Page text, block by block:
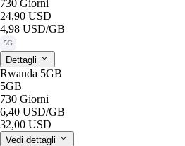
730 Giorni
24,90 USD
4,98 USD/GB
5G
Dettagli
Rwanda 5GB
5GB
730 Giorni
6,40 USD/GB
32,00 USD
Vedi dettagli